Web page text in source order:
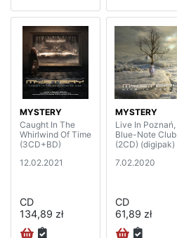
MYSTERY
Caught In The
Whirlwind Of Time
(3CD+BD)
12.02.2021
CD
134,89 zł
MYSTERY
Live In Poznań,
Blue-Note Club
(2CD) (digipak)
7.02.2020
CD
61,89 zł